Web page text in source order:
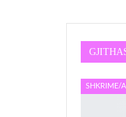
SHKRIME/